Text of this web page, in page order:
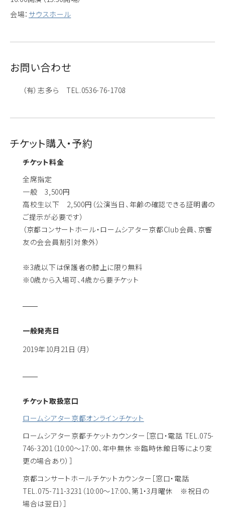
会場： サウスホール
お問い合わせ
（有）志多ら TEL.0536-76-1708
チケット購入・予約
チケット料金
全席指定
一般 3,500円
高校生以下 2,500円（公演当日、年齢の確認できる証明書の
ご提示が必要です）
（京都コンサートホール・ロームシアター京都Club会員、京響
友の会会員割引対象外）
※3歳以下は保護者の膝上に限り無料
※0歳から入場可、4歳から要チケット
一般発売日
2019年10月21日（月）
チケット取扱窓口
ロームシアター京都オンラインチケット
ロームシアター京都チケットカウンター ［窓口・電話 TEL.075-
746-3201（10:00～17:00、年中無休 ※臨時休館日等により変
更の場合あり）］
京都コンサートホールチケットカウンター ［窓口・電話
TEL.075-711-3231（10:00～17:00、第1・3月曜休 ※祝日の
場合は翌日）］